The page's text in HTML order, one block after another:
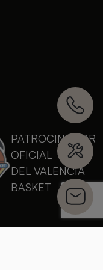
PATROCINADOR
OFICIAL
DEL VALENCIA
BASKET